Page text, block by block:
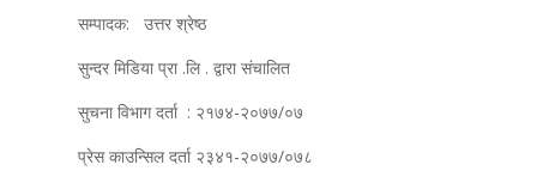
सम्पादक: उत्तर श्रेष्ठ
सुन्दर मिडिया प्रा .लि . द्वारा संचालित
सुचना विभाग दर्ता : २१७४-२०७७/०७
प्रेस काउन्सिल दर्ता २३४१-२०७७/०७८